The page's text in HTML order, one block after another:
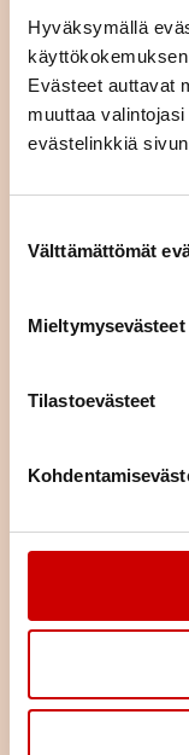
Hyväksymällä
Evästeet auttavat
muuttaa
evästelinkkiä
Välttämättömät
Mieltymysevästeet
Tilastoevästeet
ajankohtaista tietoa
LIITY
Tutustu
Alueemme
lähialueesi
katso
KATSO